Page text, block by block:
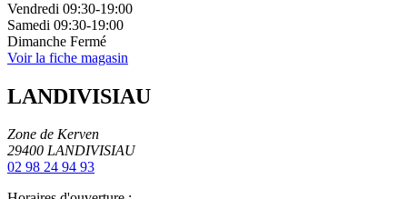
Vendredi 09:30-19:00
Samedi 09:30-19:00
Dimanche Fermé
Voir la fiche magasin
LANDIVISIAU
Zone de Kerven
29400 LANDIVISIAU
02 98 24 94 93